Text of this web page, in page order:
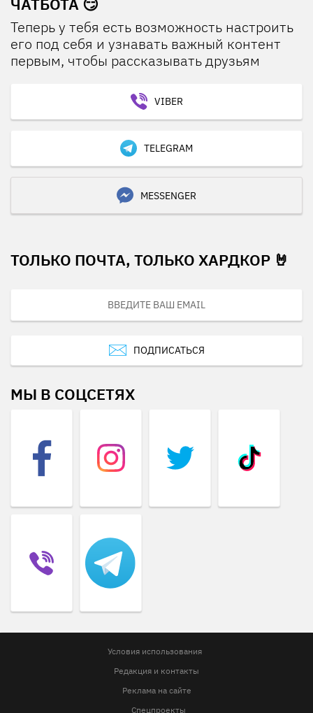
Теперь у тебя есть возможность настроить
его под себя и узнавать важный контент
первым, чтобы рассказывать друзьям
VIBER
TELEGRAM
MESSENGER
ТОЛЬКО ПОЧТА, ТОЛЬКО ХАРДКОР 🤘
ПОДПИСАТЬСЯ
МЫ В СОЦСЕТЯХ
Условия использования
Редакция и контакты
Реклама на сайте
Спецпроекты